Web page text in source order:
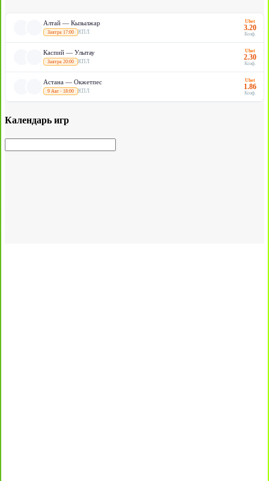
Алтай — Кызылжар
Завтра 17:00 КПЛ
Ubet
3.20
Коэф.
Каспий — Улытау
Завтра 20:00 КПЛ
Ubet
2.30
Коэф.
Астана — Окжетпес
9 Авг · 18:00 КПЛ
Ubet
1.86
Коэф.
Календарь игр